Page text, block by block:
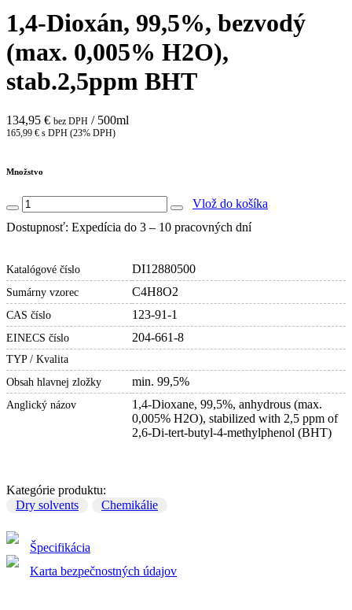
1,4-Dioxán, 99,5%, bezvodý
(max. 0,005% H2O),
stab.2,5ppm BHT
134,95 € bez DPH / 500ml
165,99 € s DPH (23% DPH)
Množstvo
Vlož do košíka
Dostupnosť: Expedícia do 3 – 10 pracovných dní
Katalógové číslo DI12880500
Sumárny vzorec C4H8O2
CAS číslo 123-91-1
EINECS číslo 204-661-8
TYP / Kvalita
Obsah hlavnej zložky
min. 99,5%
Anglický názov
1,4-Dioxane, 99,5%, anhydrous (max.
0,005% H2O), stabilized with 2,5 ppm of
2,6-Di-tert-butyl-4-methylphenol (BHT)
Kategórie produktu:
Dry solvents
Chemikálie
Špecifikácia
Karta bezpečnostných údajov